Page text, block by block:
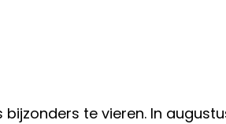
te vieren. In